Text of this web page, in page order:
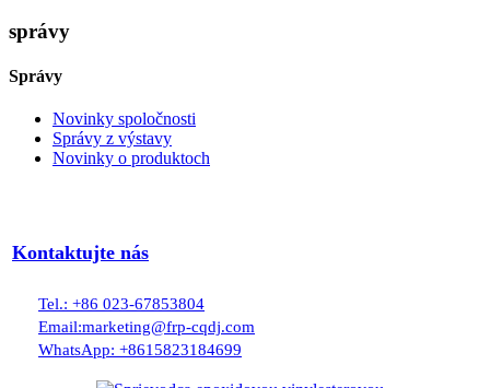
správy
Správy
Novinky spoločnosti
Správy z výstavy
Novinky o produktoch
Kontaktujte nás
Tel.: +86 023-67853804
Email:marketing@frp-cqdj.com
WhatsApp: +8615823184699